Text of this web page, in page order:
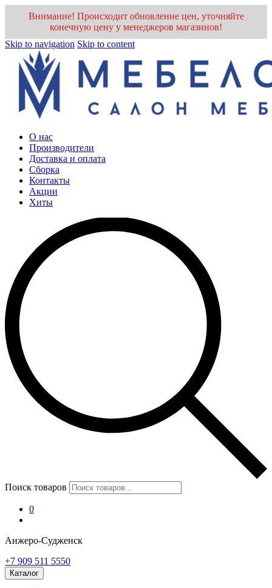
Внимание! Происходит обновление цен, уточняйте
конечную цену у менеджеров магазинов!
Skip to navigation Skip to content
О нас
Производители
Доставка и оплата
Cборка
Контакты
Акции
Хиты
Поиск товаров
0
Анжеро-Судженск
+7 909 511 5550
Каталог